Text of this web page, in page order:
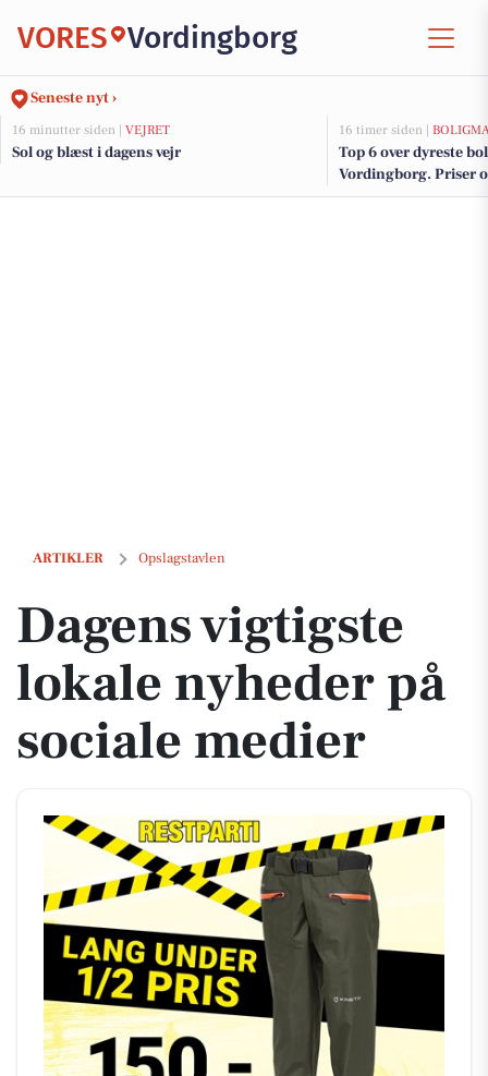
VORES Vordingborg
Seneste nyt ›
16 minutter siden | VEJRET
Sol og blæst i dagens vejr
16 timer siden |
Top 6 over dyreste
Vordingborg. Priser
ARTIKLER Opslagstavlen
Dagens vigtigste lokale nyheder på sociale medier
Dagens vigtigste
lokale nyheder på
sociale medier